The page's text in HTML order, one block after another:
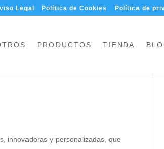
Legal Política de Cookies Política de
PRODUCTOS TIENDA
innovadoras y personalizadas, que